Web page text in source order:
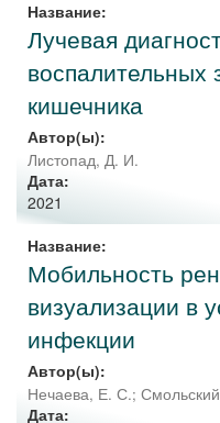
Название:
Лучевая
воспалительных
кишечника
Автор(ы):
Листопад, Д. И.
Дата:
2021
Название:
Мобильность
визуализации в
инфекции
Автор(ы):
Нечаева, Е. С.;
Дата: